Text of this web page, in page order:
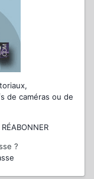
de caméras ou de
?